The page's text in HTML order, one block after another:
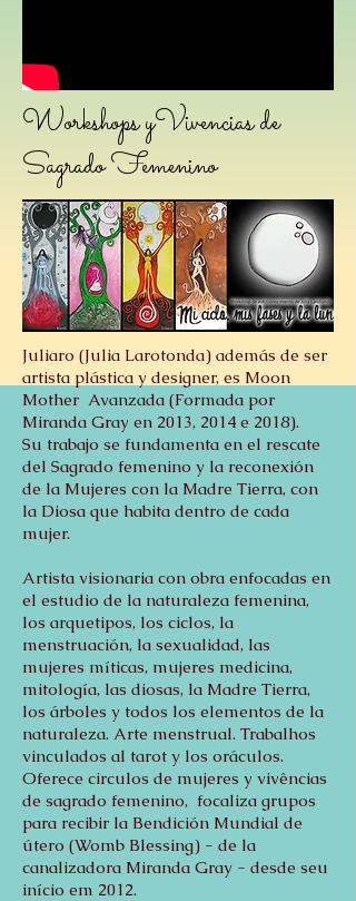
Workshops yVivencias de
Sagrado Femenino
Juliaro (Julia Larotonda) además de ser
artista plástica y designer, es Moon
Mother Avanzada (Formada por
Miranda Gray en 2013, 2014 e 2018).
Su trabajo se fundamenta en el rescate
del Sagrado femenino y la reconexión
de la Mujeres con la Madre Tierra, con
la Diosa que habita dentro de cada
mujer.
Artista visionaria con obra enfocadas en
el estudio de la naturaleza femenina,
los arquetipos, los ciclos, la
menstruación, la sexualidad, las
mujeres míticas, mujeres medicina,
mitología, las diosas, la Madre Tierra,
los árboles y todos los elementos de la
naturaleza. Arte menstrual. Trabalhos
vinculados al tarot y los oráculos.
Oferece circulos de mujeres y vivências
de sagrado femenino, focaliza grupos
para recibir la Bendición Mundial de
útero (Womb Blessing) - de la
canalizadora Miranda Gray - desde seu
início em 2012.